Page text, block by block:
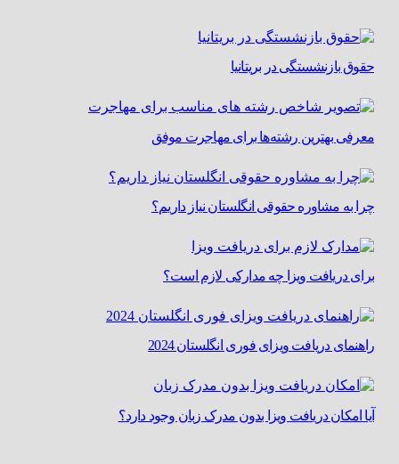
حقوق بازنشستگی در بریتانیا
معرفی بهترین رشته‌ها برای مهاجرت موفق
چرا به مشاوره حقوقی انگلستان نیاز داریم؟
برای دریافت ویزا چه مدارکی لازم است؟
راهنمای دریافت ویزای فوری انگلستان 2024
آیا امکان دریافت ویزا بدون مدرک زبان وجود دارد؟